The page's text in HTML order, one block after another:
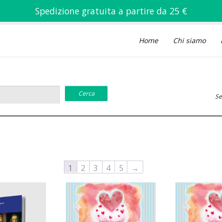
Spedizione gratuita a partire da 25 €
Home Chi siamo
1 2 3 4 5 →